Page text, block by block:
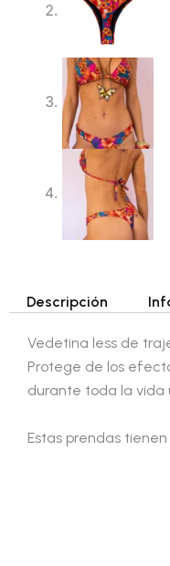
Descripción
Vedetina less de
Protege de los
durante toda la vida
Estas prendas